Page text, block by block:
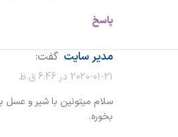
پاسخ
مدیر سایت گفت:
2020-01-21 در 6:46 ق.ظ
سلام میتونین با شیر و
بخوره.